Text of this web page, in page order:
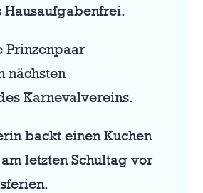
Hausaufgabenfrei.
Prinzenpaar
nächsten
Karnevalvereins.
backt einen Kuchen
letzten Schultag vor